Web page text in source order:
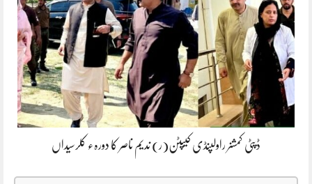
ڈپٹی کمشنر راولپنڈی کیپٹن(ر) ندیم ناصر کا دورہء کلرسیداں